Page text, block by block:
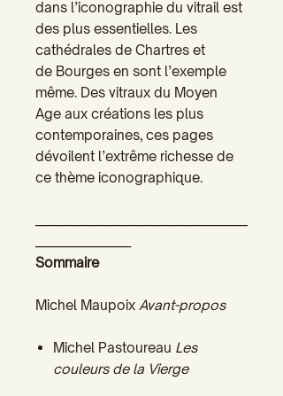
dans l’iconographie du vitrail est
des plus essentielles. Les
cathédrales de Chartres et
de Bourges en sont l’exemple
même. Des vitraux du Moyen
Age aux créations les plus
contemporaines, ces pages
dévoilent l’extrême richesse de
ce thème iconographique.
Sommaire
Michel Maupoix Avant-propos
Michel Pastoureau Les
couleurs de la Vierge